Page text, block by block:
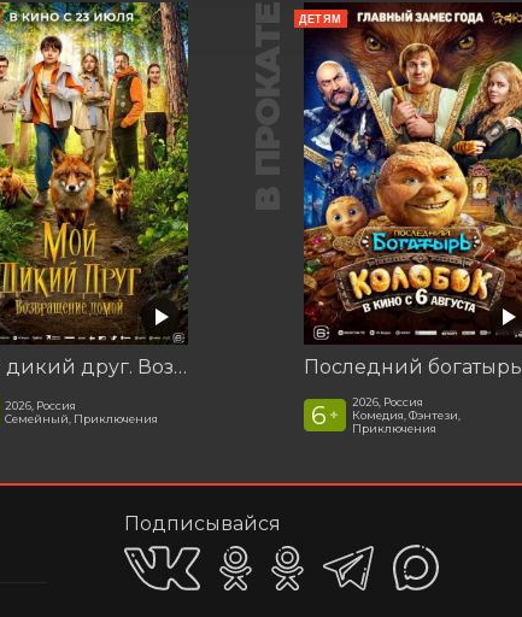
Мой дикий друг. Возвращение домой
2026, Россия
Семейный, Приключения
В ПРОКАТЕ ДЕТЯМ
6 +
2026, Россия
Комедия, Фэнтези,
Приключения
Подписывайся